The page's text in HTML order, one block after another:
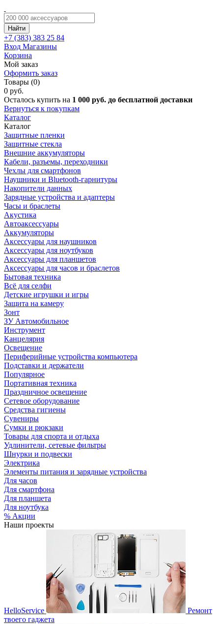
Найти
+7 (383) 383 25 84
Вход Магазины
Корзина
Мой заказ
Оформить заказ
Товары (0)
0 руб.
Осталось купить на 1 000 руб. до бесплатной доставки
Вернуться к покупкам
Каталог
Каталог
Защитные пленки
Защитные стекла
Внешние аккумуляторы
Кабели, разъемы, переходники
Чехлы для смартфонов
Наушники и Bluetooth-гарнитуры
Накопители данных
Зарядные устройства и адаптеры
Часы и браслеты
Акустика
Автоаксессуары
Аккумуляторы
Аксессуары для наушников
Аксессуары для ноутбуков
Аксессуары для планшетов
Аксессуары для часов и браслетов
Бытовая техника
Всё для селфи
Детские игрушки и игры
Защита на камеру
Зонт
ЗУ Автомобильное
Инструмент
Канцелярия
Освещение
Периферийные устройства компьютера
Подставки и держатели
Популярное
Портативная техника
Праздничное освещение
Сетевое оборудование
Средства гигиены
Сувениры
Сумки и рюкзаки
Товары для спорта и отдыха
Удлинители, сетевые фильтры
Шнурки и подвески
Электрика
Элементы питания и зарядные устройства
Для часов
Для смартфона
Для планшета
Для ноутбука
% Акции
Наши проекты
HelloService
Ремонт
твоего гаджета